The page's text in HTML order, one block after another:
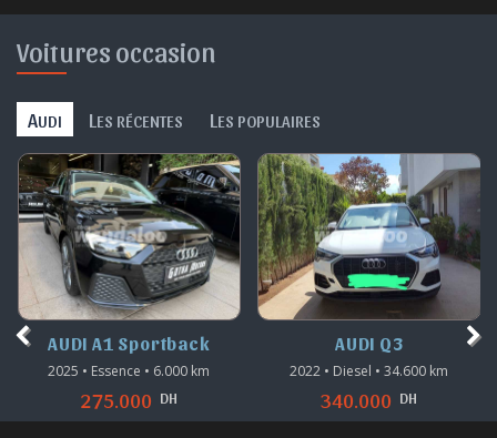
Voitures occasion
AUDI L ES RÉCENTES L ES POPULAIRES
AUDI A1 Sportback
2025 • Essence • 6.000 km
275.000 DH
AUDI Q3
2022 • Diesel • 34.600 km
340.000 DH